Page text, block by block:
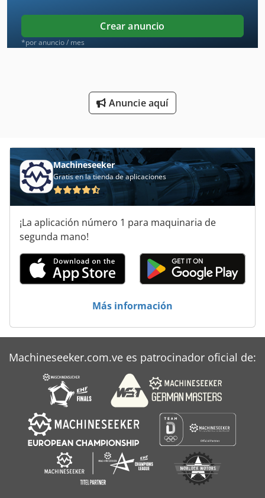
Maquinas De Coser Industriales
Motor De Carro
Máquina De La Carpintería
Máquina De La Construcción
Puesto De Trabajo
Sistema De Clasificación
Sistema De Extracción De
Sistema De Transporte
Stock De Los Componentes
Vehículo De Transporte Del Corredor
Venta De Vehículo
Crear anuncio
*por anuncio / mes
Anuncie aquí
Machineseeker
Gratis en la tienda de aplicaciones
¡La aplicación número 1 para maquinaria de
segunda mano!
Más información
Machineseeker.com.ve es patrocinador oficial de: